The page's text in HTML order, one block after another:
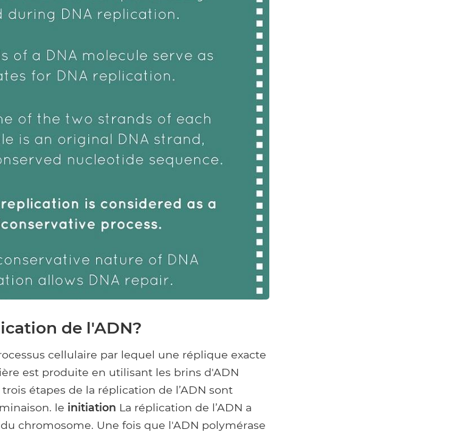
de l'ADN?
cellulaire par lequel une réplique exacte
est produite en utilisant les brins d'ADN
étapes de la réplication de l’ADN sont
le initiation La réplication de l’ADN a
chromosome. Une fois que l'ADN polymérase